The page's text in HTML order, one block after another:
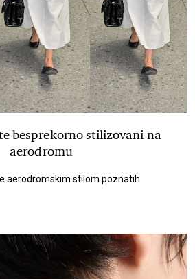
besprekorno stilizovani na
aerodromu
aerodromskim stilom poznatih